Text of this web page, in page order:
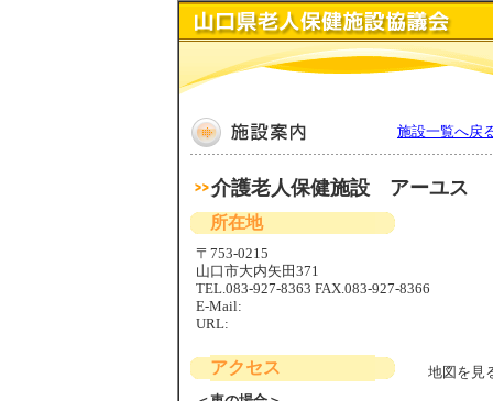
施設一覧へ戻
介護老人保健施設 アーユス
所在地
〒753-0215
山口市大内矢田371
TEL.083-927-8363 FAX.083-927-8366
E-Mail:
URL:
アクセス
地図を見